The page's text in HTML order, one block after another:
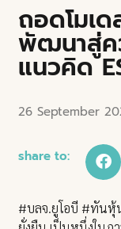
ถอดโมเ
พัฒนาสู่ค
แนวคิด
26 September
share to:
#บลจ.ยูโอบี #ทันหุ้